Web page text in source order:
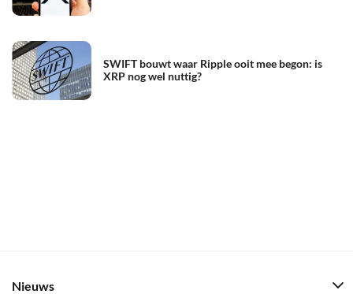
SWIFT bouwt waar Ripple ooit mee begon: is
XRP nog wel nuttig?
Nieuws